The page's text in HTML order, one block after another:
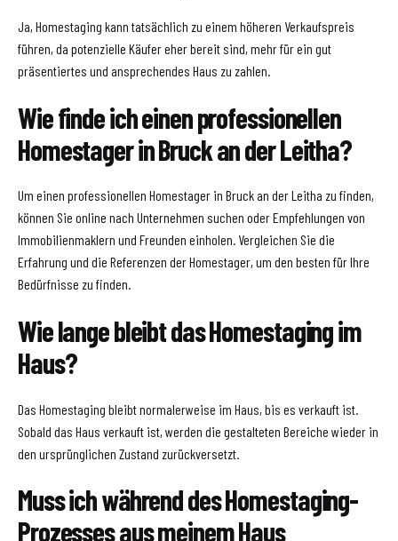
Ja, Homestaging kann tatsächlich zu einem höheren Verkaufspreis
führen, da potenzielle Käufer eher bereit sind, mehr für ein gut
präsentiertes und ansprechendes Haus zu zahlen.
Wie finde ich einen professionellen
Homestager in Bruck an der Leitha?
Um einen professionellen Homestager in Bruck an der Leitha zu finden,
können Sie online nach Unternehmen suchen oder Empfehlungen von
Immobilienmaklern und Freunden einholen. Vergleichen Sie die
Erfahrung und die Referenzen der Homestager, um den besten für Ihre
Bedürfnisse zu finden.
Wie lange bleibt das Homestaging im
Haus?
Das Homestaging bleibt normalerweise im Haus, bis es verkauft ist.
Sobald das Haus verkauft ist, werden die gestalteten Bereiche wieder in
den ursprünglichen Zustand zurückversetzt.
Muss ich während des Homestaging-
Prozesses aus meinem Haus